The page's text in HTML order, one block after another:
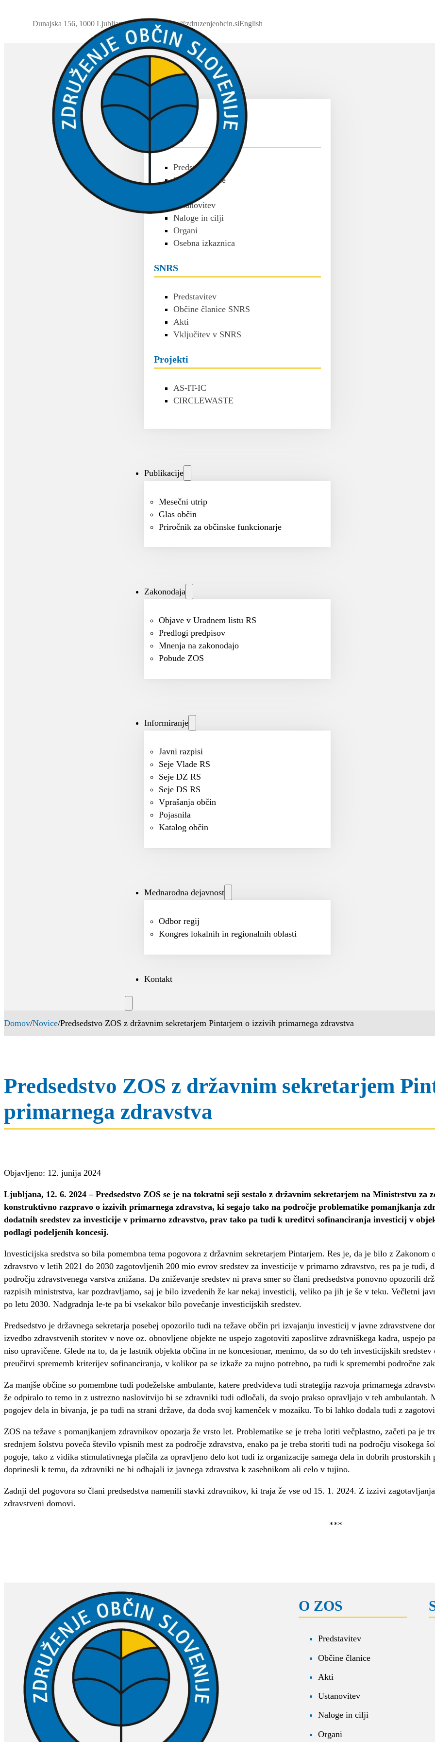
Dunajska 156, 1000 Ljubljana01 230 63 32info@zdruzenjeobcin.siEnglish
O ZOS
Predstavitev
Občine članice
Ustanovitev
Naloge in cilji
Organi
Osebna izkaznica
SNRS
Predstavitev
Občine članice SNRS
Akti
Vključitev v SNRS
Projekti
AS-IT-IC
CIRCLEWASTE
Publikacije
Mesečni utrip
Glas občin
Priročnik za občinske funkcionarje
Zakonodaja
Objave v Uradnem listu RS
Predlogi predpisov
Mnenja na zakonodajo
Pobude ZOS
Informiranje
Javni razpisi
Seje Vlade RS
Seje DZ RS
Seje DS RS
Vprašanja občin
Pojasnila
Katalog občin
Mednarodna dejavnost
Odbor regij
Kongres lokalnih in regionalnih oblasti
Kontakt
Domov/Novice/Predsedstvo ZOS z državnim sekretarjem Pintarjem o izzivih primarnega zdravstva
Predsedstvo ZOS z državnim sekretarjem
primarnega zdravstva
Objavljeno: 12. junija 2024
Ljubljana, 12. 6. 2024 – Predsedstvo ZOS se je na tokratni seji sestalo z državnim sekretarjem na Ministrstvu
konstruktivno razpravo o izzivih primarnega zdravstva, ki segajo tako na področje problematike pomanjkanja
dodatnih sredstev za investicije v primarno zdravstvo, prav tako pa tudi k ureditvi sofinanciranja investicij v
podlagi podeljenih koncesij.
Investicijska sredstva so bila pomembna tema pogovora z državnim sekretarjem Pintarjem. Res je, da je bilo z
zdravstvo v letih 2021 do 2030 zagotovljenih 200 mio evrov sredstev za investicije v primarno zdravstvo, res pa je tudi,
področju zdravstvenega varstva znižana. Da zniževanje sredstev ni prava smer so člani predsedstva ponovno opozorili
razpisih ministrstva, kar pozdravljamo, saj je bilo izvedenih že kar nekaj investicij, veliko pa jih je še v teku. Večletni
po letu 2030. Nadgradnja le-te pa bi vsekakor bilo povečanje investicijskih sredstev.
Predsedstvo je državnega sekretarja posebej opozorilo tudi na težave občin pri izvajanju investicij v javne zdravstvene
izvedbo zdravstvenih storitev v nove oz. obnovljene objekte ne uspejo zagotoviti zaposlitve zdravniškega kadra, uspejo
niso upravičene. Glede na to, da je lastnik objekta občina in ne koncesionar, menimo, da so do teh investicijskih
preučitvi sprememb kriterijev sofinanciranja, v kolikor pa se izkaže za nujno potrebno, pa tudi k spremembi področne
Za manjše občine so pomembne tudi podeželske ambulante, katere predvideva tudi strategija razvoja primarnega
že odpiralo to temo in z ustrezno naslovitvijo bi se zdravniki tudi odločali, da svojo prakso opravljajo v teh
pogojev dela in bivanja, je pa tudi na strani države, da doda svoj kamenček v mozaiku. To bi lahko dodala tudi z
ZOS na težave s pomanjkanjem zdravnikov opozarja že vrsto let. Problematike se je treba lotiti večplastno, začeti pa je
srednjem šolstvu poveča število vpisnih mest za področje zdravstva, enako pa je treba storiti tudi na področju visokega
pogoje, tako z vidika stimulativnega plačila za opravljeno delo kot tudi iz organizacije samega dela in dobrih
doprinesli k temu, da zdravniki ne bi odhajali iz javnega zdravstva k zasebnikom ali celo v tujino.
Zadnji del pogovora so člani predsedstva namenili stavki zdravnikov, ki traja že vse od 15. 1. 2024. Z izzivi
zdravstveni domovi.
***
O ZOS
Predstavitev
Občine članice
Akti
Ustanovitev
Naloge in cilji
Organi